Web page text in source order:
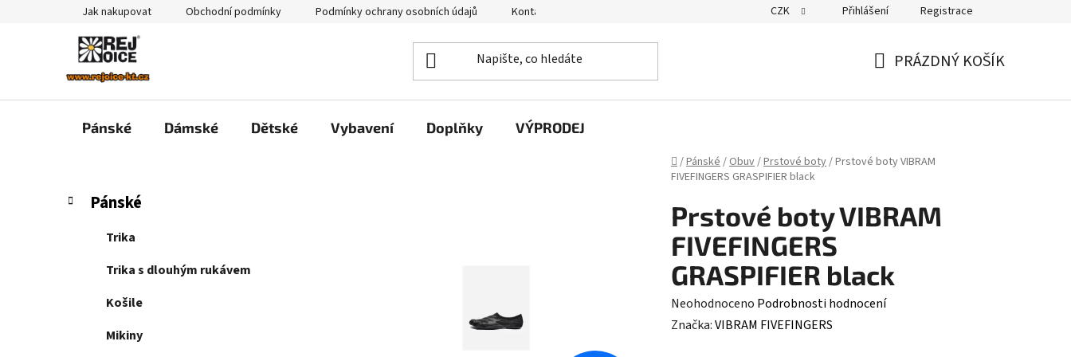
Jak nakupovat Obchodní podmínky Podmínky ochrany osobních údajů Kontakty CZK Přihlášení Registrace
PRÁZDNÝ KOŠÍK
Pánské Dámské Dětské Vybavení Doplňky VÝPRODEJ
Domů
/Pánské/Obuv/Prstové boty/Prstové boty VIBRAM
FIVEFINGERS GRASPIFIER black
P
Přeskočit
kategorie
K
a
Pánské
Trika
Trika s dlouhým rukávem
Košile
Mikiny
Prstové boty VIBRAM
FIVEFINGERS
GRASPIFIER black
Průměrné
hodnocení
Neohodnoceno Podrobnosti hodnocení
Značka:VIBRAM FIVEFINGERS